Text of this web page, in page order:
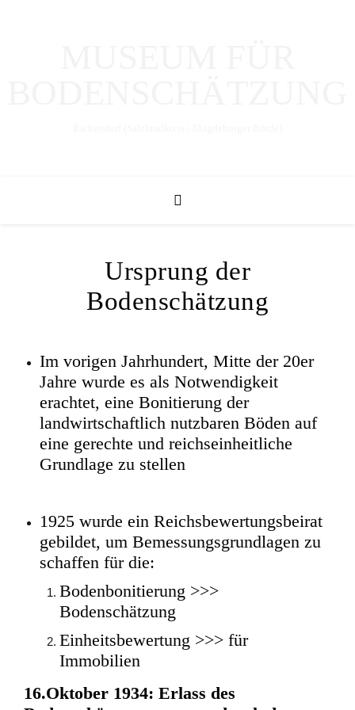
Ursprung der
Bodenschätzung
Im vorigen Jahrhundert, Mitte der 20er
Jahre wurde es als Notwendigkeit
erachtet, eine Bonitierung der
landwirtschaftlich nutzbaren Böden auf
eine gerechte und reichseinheitliche
Grundlage zu stellen
1925 wurde ein Reichsbewertungsbeirat
gebildet, um Bemessungsgrundlagen zu
schaffen für die:
Bodenbonitierung >>>
Bodenschätzung
Einheitsbewertung >>> für
Immobilien
16.Oktober 1934: Erlass des